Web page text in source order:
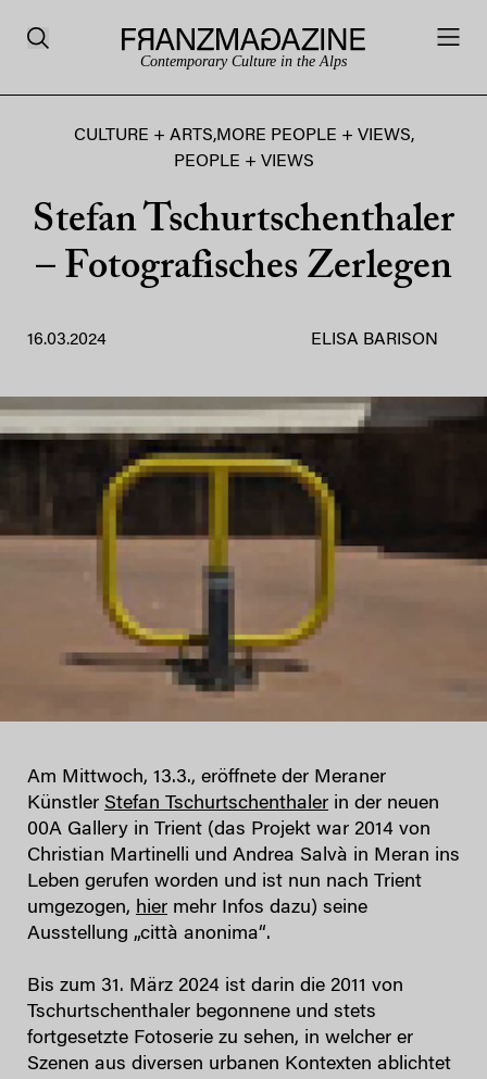
Contemporary Culture in the Alps
CULTURE + ARTS,MORE PEOPLE + VIEWS,
PEOPLE + VIEWS
Stefan Tschurtschenthaler
– Fotografisches Zerlegen
16.03.2024 ELISA BARISON
Am Mittwoch, 13.3., eröffnete der Meraner
Künstler Stefan Tschurtschenthaler in der neuen
00A Gallery in Trient (das Projekt war 2014 von
Christian Martinelli und Andrea Salvà in Meran ins
Leben gerufen worden und ist nun nach Trient
umgezogen, hier mehr Infos dazu) seine
Ausstellung „città anonima“.
Bis zum 31. März 2024 ist darin die 2011 von
Tschurtschenthaler begonnene und stets
fortgesetzte Fotoserie zu sehen, in welcher er
Szenen aus diversen urbanen Kontexten ablichtet